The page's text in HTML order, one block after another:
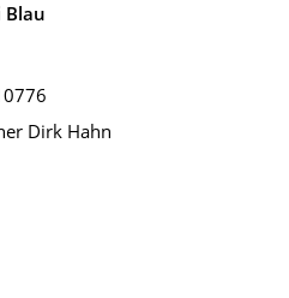
Blau
Dirk Hahn